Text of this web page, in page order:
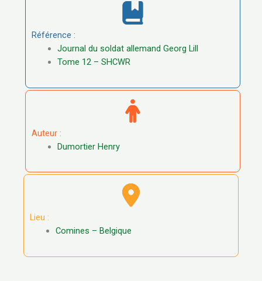
Référence :
Journal du soldat allemand Georg Lill
Tome 12 – SHCWR
Auteur :
Dumortier Henry
Lieu :
Comines – Belgique